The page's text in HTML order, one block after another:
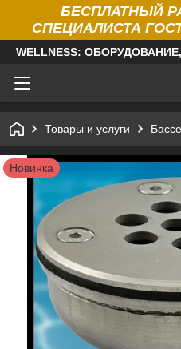
БЕСПЛАТНЫЙ
СПЕЦИАЛИСТА
WELLNESS:
Товары и услуги
Новинка